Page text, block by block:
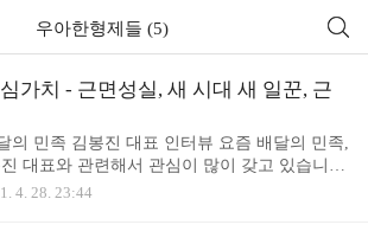
우아한형제들 (5)
가치 - 근면성실, 새 시대 새 일꾼, 근
의 민족 김봉진 대표 인터뷰 요즘 배달의 민족,
대표와 관련해서 관심이 많이 갖고 있습니다.
권 구입하고 절판된 책은 도서관에 상호대차
4. 28. 23:44